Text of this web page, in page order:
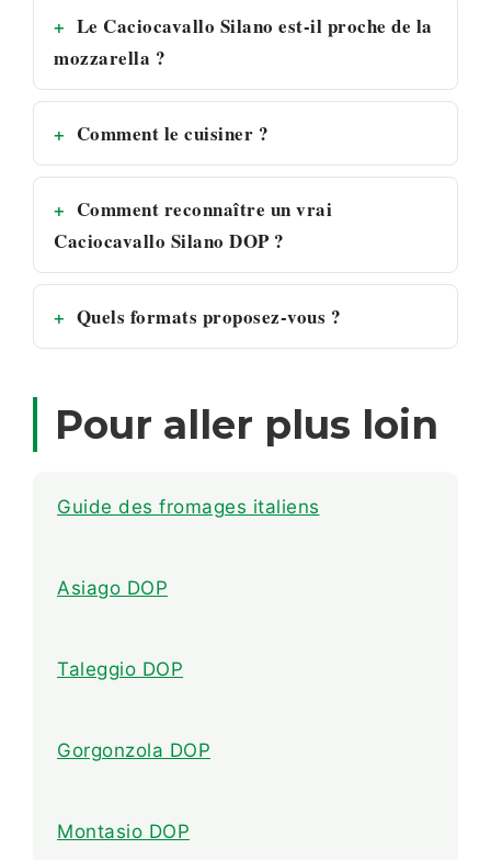
Le Caciocavallo Silano est-il proche de la
mozzarella ?
Comment le cuisiner ?
Comment reconnaître un vrai
Caciocavallo Silano DOP ?
Quels formats proposez-vous ?
Pour aller plus loin
Guide des fromages italiens
Asiago DOP
Taleggio DOP
Gorgonzola DOP
Montasio DOP